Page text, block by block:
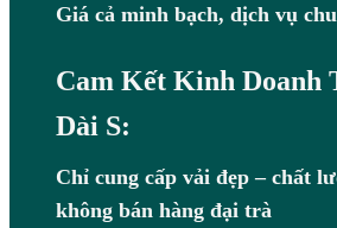
Giá cả minh bạch, dịch vụ
Cam Kết Kinh Doanh
Dài S:
Chỉ cung cấp vải đẹp – chất
không bán hàng đại trà